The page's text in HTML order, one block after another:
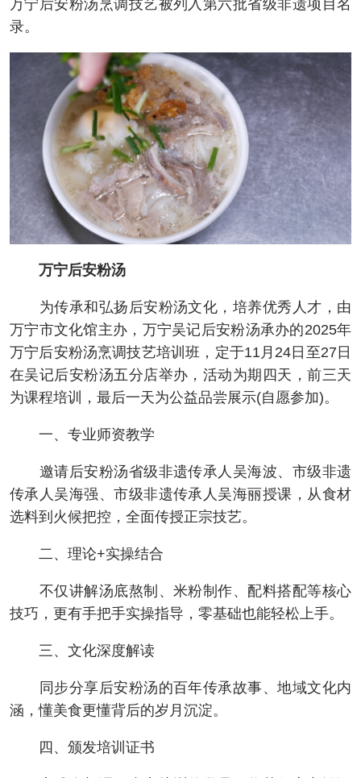
万宁后安粉汤烹调技艺被列入第六批省级非遗项目名
录。
万宁后安粉汤
为传承和弘扬后安粉汤文化，培养优秀人才，由
万宁市文化馆主办，万宁吴记后安粉汤承办的2025年
万宁后安粉汤烹调技艺培训班，定于11月24日至27日
在吴记后安粉汤五分店举办，活动为期四天，前三天
为课程培训，最后一天为公益品尝展示(自愿参加)。
一、专业师资教学
邀请后安粉汤省级非遗传承人吴海波、市级非遗
传承人吴海强、市级非遗传承人吴海丽授课，从食材
选料到火候把控，全面传授正宗技艺。
二、理论+实操结合
不仅讲解汤底熬制、米粉制作、配料搭配等核心
技巧，更有手把手实操指导，零基础也能轻松上手。
三、文化深度解读
同步分享后安粉汤的百年传承故事、地域文化内
涵，懂美食更懂背后的岁月沉淀。
四、颁发培训证书